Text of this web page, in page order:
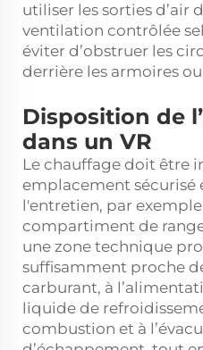
utiliser les sorties d’air
ventilation contrôlée
éviter d’obstruer les
derrière les armoires
Disposition de
dans un VR
Le chauffage doit être
emplacement sécurisé
l'entretien, par
compartiment de
une zone technique
suffisamment proche
carburant, à
liquide de
combustion et à